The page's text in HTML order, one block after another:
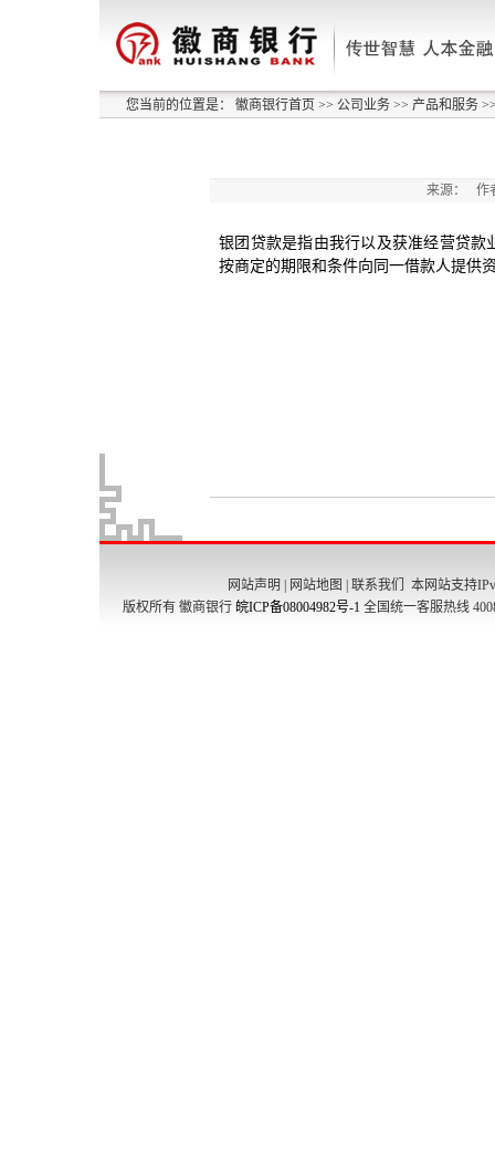
您当前的位置是： 徽商银行首页 >> 公司业务 >> 产品和服务
来源： 作
网站声明 网站地图 联系我们
本网站支持
版权所有 徽商银行 皖ICP备08004982号-1 全国统一客服热线